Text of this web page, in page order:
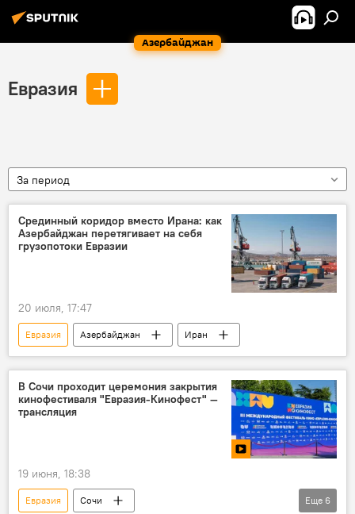
Азербайджан
Евразия
За период
Срединный коридор вместо Ирана: как
Азербайджан перетягивает на себя
грузопотоки Евразии
20 июля, 17:47
Евразия Азербайджан Иран
В Сочи проходит церемония закрытия
кинофестиваля "Евразия-Кинофест" —
трансляция
19 июня, 18:38
Евразия
Сочи
Еще 6